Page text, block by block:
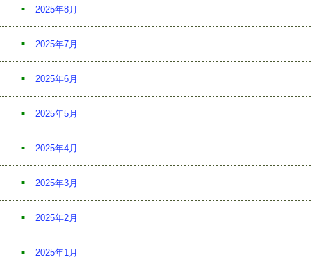
2025年8月
2025年7月
2025年6月
2025年5月
2025年4月
2025年3月
2025年2月
2025年1月